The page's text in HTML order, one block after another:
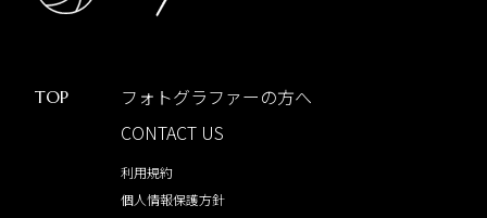
TOP
フォトグラファーの方へ
CONTACT US
利用規約
個人情報保護方針